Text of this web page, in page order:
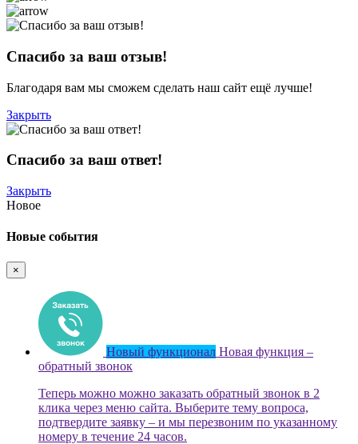
Спасибо за ваш отзыв!
Благодаря вам мы сможем сделать наш сайт ещё лучше!
Закрыть
Спасибо за ваш ответ!
Закрыть
Новое
Новые события
×
Новый функционал Новая функция –
обратный звонок
Теперь можно можно заказать обратный звонок в 2
клика через меню сайта. Выберите тему вопроса,
подтвердите заявку – и мы перезвоним по указанному
номеру в течение 24 часов.